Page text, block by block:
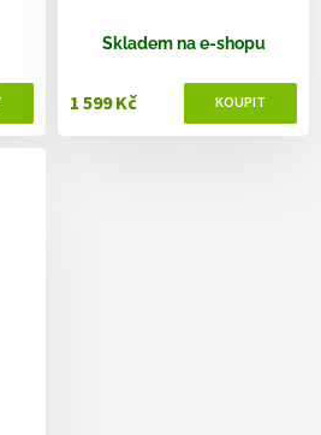
Skladem na e-shopu
1 599 Kč